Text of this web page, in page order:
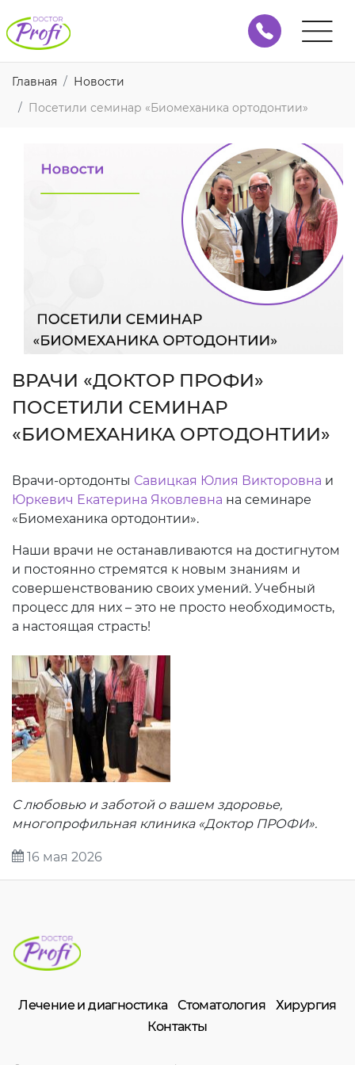
Главная
Новости
Посетили семинар «Биомеханика ортодонтии»
ВРАЧИ «ДОКТОР ПРОФИ»
ПОСЕТИЛИ СЕМИНАР
«БИОМЕХАНИКА ОРТОДОНТИИ»
Врачи-ортодонты Савицкая Юлия Викторовна и
Юркевич Екатерина Яковлевна на семинаре
«Биомеханика ортодонтии».
Наши врачи не останавливаются на достигнутом
и постоянно стремятся к новым знаниям и
совершенствованию своих умений. Учебный
процесс для них – это не просто необходимость,
а настоящая страсть!
С любовью и заботой о вашем здоровье,
многопрофильная клиника «Доктор ПРОФИ».
16 мая 2026
Лечение и диагностика Стоматология
Хирургия
Контакты